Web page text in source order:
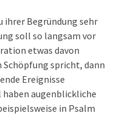
Begründung sehr
soll so langsam vor
etwas davon
Schöpfung spricht, dann
Ereignisse
augenblickliche
in Psalm